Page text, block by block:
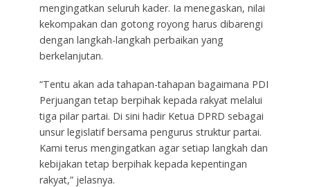
mengingatkan seluruh kader. Ia menegaskan, nilai
kekompakan dan gotong royong harus dibarengi
dengan langkah-langkah perbaikan yang
berkelanjutan.
“Tentu akan ada tahapan-tahapan bagaimana PDI
Perjuangan tetap berpihak kepada rakyat melalui
tiga pilar partai. Di sini hadir Ketua DPRD sebagai
unsur legislatif bersama pengurus struktur partai.
Kami terus mengingatkan agar setiap langkah dan
kebijakan tetap berpihak kepada kepentingan
rakyat,” jelasnya.